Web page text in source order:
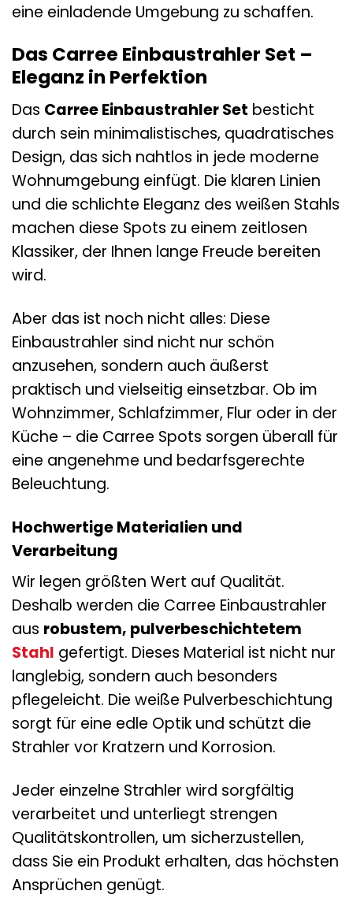
eine einladende Umgebung zu schaffen.
Das Carree Einbaustrahler Set –
Eleganz in Perfektion
Das Carree Einbaustrahler Set besticht
durch sein minimalistisches, quadratisches
Design, das sich nahtlos in jede moderne
Wohnumgebung einfügt. Die klaren Linien
und die schlichte Eleganz des weißen Stahls
machen diese Spots zu einem zeitlosen
Klassiker, der Ihnen lange Freude bereiten
wird.
Aber das ist noch nicht alles: Diese
Einbaustrahler sind nicht nur schön
anzusehen, sondern auch äußerst
praktisch und vielseitig einsetzbar. Ob im
Wohnzimmer, Schlafzimmer, Flur oder in der
Küche – die Carree Spots sorgen überall für
eine angenehme und bedarfsgerechte
Beleuchtung.
Hochwertige Materialien und
Verarbeitung
Wir legen größten Wert auf Qualität.
Deshalb werden die Carree Einbaustrahler
aus robustem, pulverbeschichtetem
Stahl gefertigt. Dieses Material ist nicht nur
langlebig, sondern auch besonders
pflegeleicht. Die weiße Pulverbeschichtung
sorgt für eine edle Optik und schützt die
Strahler vor Kratzern und Korrosion.
Jeder einzelne Strahler wird sorgfältig
verarbeitet und unterliegt strengen
Qualitätskontrollen, um sicherzustellen,
dass Sie ein Produkt erhalten, das höchsten
Ansprüchen genügt.